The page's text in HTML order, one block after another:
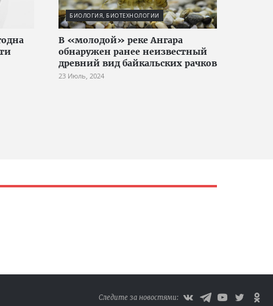
БИОЛОГИЯ, БИОТЕХНОЛОГИИ
В «молодой» реке Ангара
обнаружен ранее неизвестный
древний вид байкальских рачков
23 Июль, 2024
Следите за новостями: